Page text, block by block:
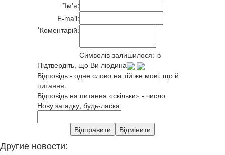
*Ім'я:
E-mail:
*Коментарій:
Символів залишилося: із
Підтвердіть, що Ви людина
Відповідь - одне слово на тій же мові, що й
питання.
Відповідь на питання «скільки» - число
Нову загадку, будь-ласка
Другие новости: